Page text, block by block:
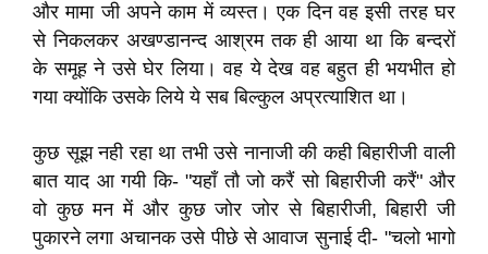
और मामा जी अपने काम में व्यस्त। एक दिन वह इसी तरह घर
से निकलकर अखण्डानन्द आश्रम तक ही आया था कि बन्दरों
के समूह ने उसे घेर लिया। वह ये देख वह बहुत ही भयभीत हो
गया क्योंकि उसके लिये ये सब बिल्कुल अप्रत्याशित था।
कुछ सूझ नही रहा था तभी उसे नानाजी की कही बिहारीजी वाली
बात याद आ गयी कि- "यहाँ तौ जो करैं सो बिहारीजी करैं" और
वो कुछ मन में और कुछ जोर जोर से बिहारीजी, बिहारी जी
पुकारने लगा अचानक उसे पीछे से आवाज सुनाई दी- "चलो भागो